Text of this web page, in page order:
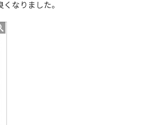
なりました。